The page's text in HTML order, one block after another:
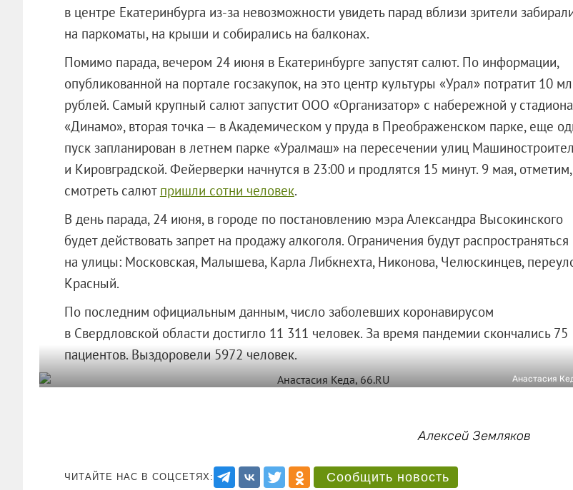
в центре Екатеринбурга из-за невозможности увидеть парад вблизи зрители
на паркоматы, на крыши и собирались на балконах.
Помимо парада, вечером 24 июня в Екатеринбурге запустят салют. По информации,
опубликованной на портале госзакупок, на это центр культуры «Урал» потратит 10
рублей. Самый крупный салют запустит ООО «Организатор»с набережной у стадиона
«Динамо», вторая точка — в Академическом у пруда в Преображенском парке, еще
пуск запланирован в летнем парке «Уралмаш» на пересечении улиц
и Кировградской. Фейерверки начнутся в 23:00 и продлятся 15 минут. 9 мая, отметим,
смотреть салют пришли сотни человек.
В день парада, 24 июня, в городе по постановлению мэра Александра Высокинского
будет действовать запрет на продажу алкоголя. Ограничения будут распространяться
на улицы: Московская, Малышева, Карла Либкнехта, Никонова, Челюскинцев,
Красный.
По последним официальным данным, число заболевших коронавирусом
в Свердловской области достигло 11 311 человек. За время пандемии скончались 75
пациентов. Выздоровели 5972 человек.
Анастасия
Алексей Земляков
ЧИТАЙТЕ НАС В СОЦСЕТЯХ: Сообщить новость